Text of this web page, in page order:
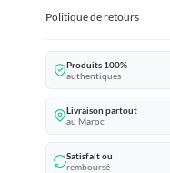
Politique de retours
Produits 100%
authentiques
Livraison partout
au Maroc
Satisfait ou
remboursé